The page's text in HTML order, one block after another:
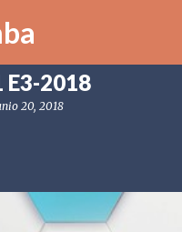
Labyrinth
eljulio 24, 2026
E3-2018
20, 2018